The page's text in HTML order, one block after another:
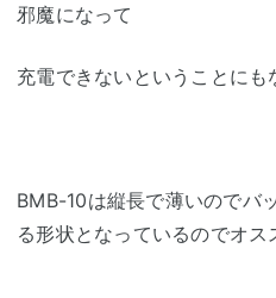
邪魔になって
充電できないということにも
BMB-10は縦長で薄いのでバ
る形状となっているのでオス